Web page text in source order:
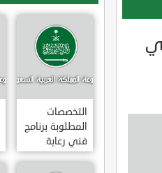
التخصصات
المطلوبة برنامج
فني رعاية
مرضى 3